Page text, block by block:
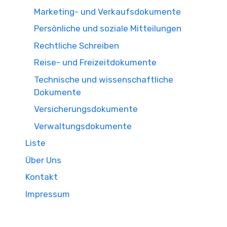
Marketing- und Verkaufsdokumente
Persönliche und soziale Mitteilungen
Rechtliche Schreiben
Reise- und Freizeitdokumente
Technische und wissenschaftliche
Dokumente
Versicherungsdokumente
Verwaltungsdokumente
Liste
Über Uns
Kontakt
Impressum